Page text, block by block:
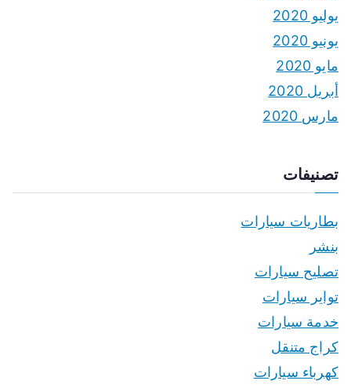
يوليو 2020
يونيو 2020
مايو 2020
أبريل 2020
مارس 2020
تصنيفات
بطاريات سيارات
بنشر
تصليح سيارات
تواير سيارات
خدمة سيارات
كراج متنقل
كهرباء سيارات